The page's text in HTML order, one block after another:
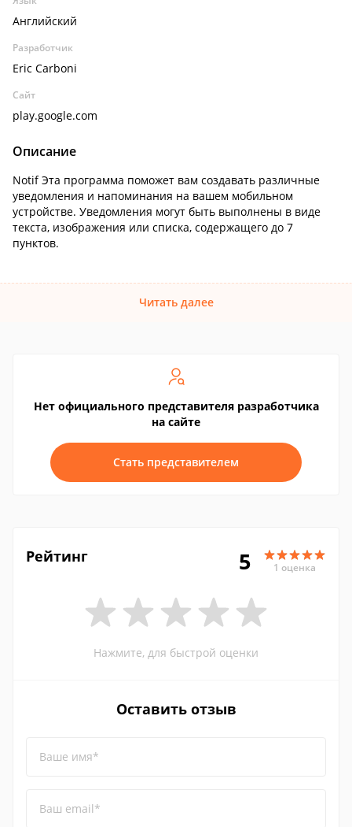
Английский
Разработчик
Eric Carboni
Сайт
play.google.com
Описание
Notif Эта программа поможет вам создавать различные
уведомления и напоминания на вашем мобильном
устройстве. Уведомления могут быть выполнены в виде
текста, изображения или списка, содержащего до 7
пунктов.
Читать далее
Нет официального представителя разработчика
на сайте
Стать представителем
Рейтинг 5 1 оценка
Нажмите, для быстрой оценки
Оставить отзыв
Ваше имя*
Ваш email*